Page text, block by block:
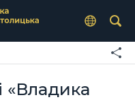
«Владика